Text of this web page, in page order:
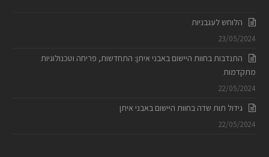
הלוחש לעגבניות
23/05/2024
התנדבות בחוות היישום באבני איתן: התחדשות, פריחה וטכנולוגיות
מתקדמות
22/05/2024
גידול תות שדה בחוות היישום באבני איתן
22/05/2024